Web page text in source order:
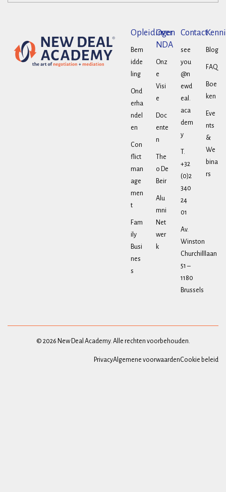
Opleidingen
Bem
idde
ling
Ond
erha
ndel
en
Con
flict
man
age
men
t
Fam
ily
Busi
nes
s
Over
NDA
Onz
e
Visi
e
Doc
ente
n
The
o De
Beir
Alu
mni
Net
wer
k
Contact
see
you
@n
ewd
eal.
aca
dem
y
T.
+32
(0)2
340
24
01
Av.
Winston
Churchilllaan
51 –
1180
Brussels
Blog
FAQ
Boe
ken
Eve
nts
&
We
bina
rs
© 2026 New Deal Academy. Alle rechten voorbehouden.
PrivacyAlgemene voorwaardenCookie beleid